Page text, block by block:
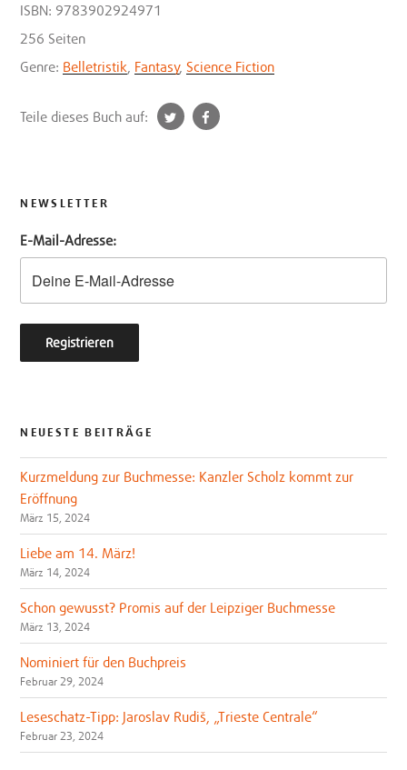
ISBN: 9783902924971
256 Seiten
Genre: Belletristik Fantasy, Science Fiction
Teile dieses Buch auf:
t
NEWSLETTER
E-Mail-Adresse:
NEUESTE BEITRÄGE
Kurzmeldung zur Buchmesse: Kanzler Scholz kommt zur
Eröffnung
März 15, 2024
Liebe am 14. März!
März 14, 2024
Schon gewusst? Promis auf der Leipziger Buchmesse
März 13, 2024
Nominiert für den Buchpreis
Februar 29, 2024
Leseschatz-Tipp: Jaroslav Rudiš, „Trieste Centrale“
Februar 23, 2024